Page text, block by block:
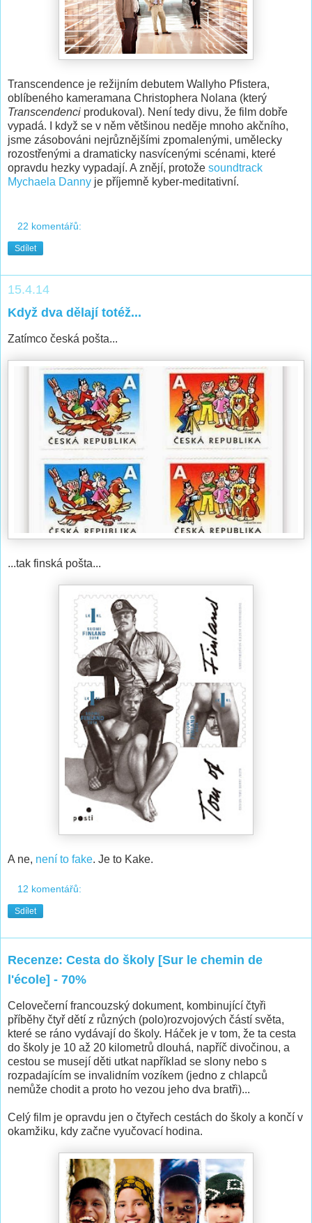
Transcendence je režijním debutem Wallyho Pfistera,
oblíbeného kameramana Christophera Nolana (který
Transcendenci produkoval). Není tedy divu, že film dobře
vypadá. I když se v něm většinou neděje mnoho akčního,
jsme zásobováni nejrůznějšími zpomalenými, umělecky
rozostřenými a dramaticky nasvícenými scénami, které
opravdu hezky vypadají. A znějí, protože soundtrack
Mychaela Danny je příjemně kyber-meditativní.
22 komentářů:
Sdílet
15.4.14
Když dva dělají totéž...
Zatímco česká pošta...
...tak finská pošta...
A ne, není to fake. Je to Kake.
12 komentářů:
Sdílet
Recenze: Cesta do školy [Sur le chemin de
l'école] - 70%
Celovečerní francouzský dokument, kombinující čtyři
příběhy čtyř dětí z různých (polo)rozvojových částí světa,
které se ráno vydávají do školy. Háček je v tom, že ta cesta
do školy je 10 až 20 kilometrů dlouhá, napříč divočinou, a
cestou se musejí děti utkat například se slony nebo s
rozpadajícím se invalidním vozíkem (jedno z chlapců
nemůže chodit a proto ho vezou jeho dva bratři)...
Celý film je opravdu jen o čtyřech cestách do školy a končí v
okamžiku, kdy začne vyučovací hodina.